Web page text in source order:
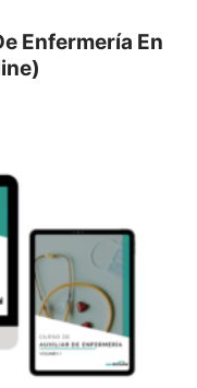
Enfermería En